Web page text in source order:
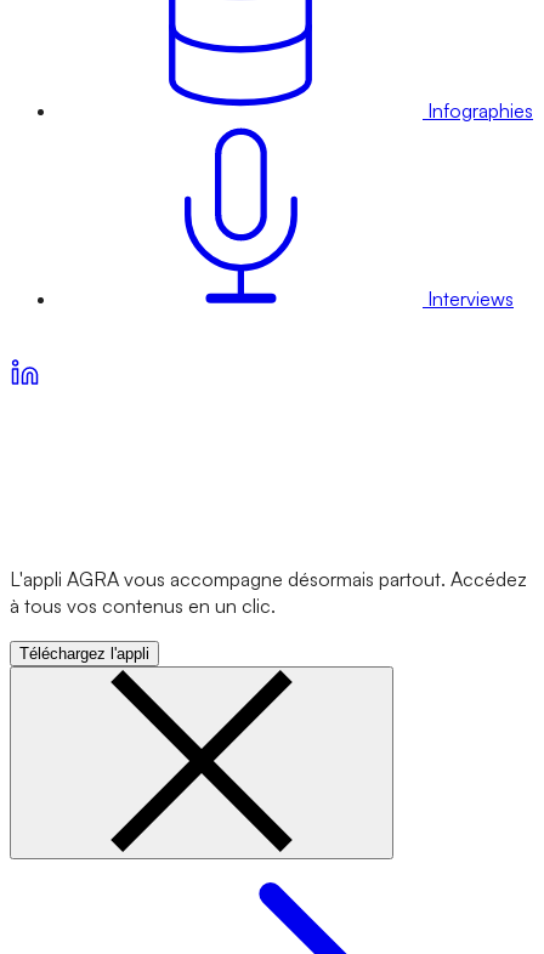
Infographies
Interviews
L'appli AGRA vous accompagne désormais partout. Accédez
à tous vos contenus en un clic.
Téléchargez l'appli